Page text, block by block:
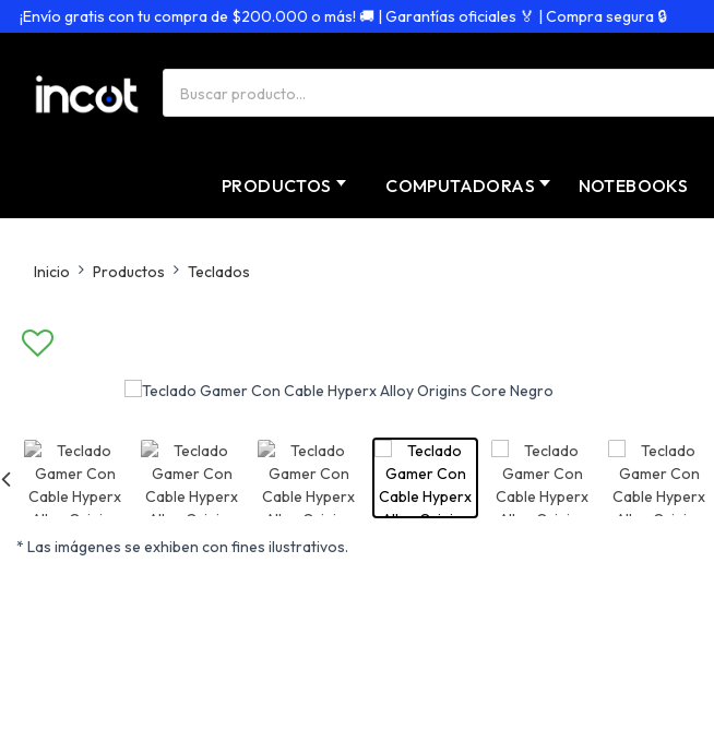
gratis con tu compra de $200.000 o más! 🚚 | Garantías oficiales 🏅 | Compra segura 🔒
PRODUCTOS COMPUTADORAS NOTEBOOKS
Inicio Productos Teclados
* Las imágenes se exhiben con fines ilustrativos.